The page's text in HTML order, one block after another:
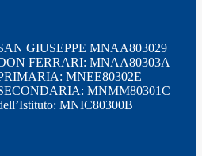
GIUSEPPE MNAA803029
FERRARI: MNAA80303A
MNEE80302E
MNMM80301C
MNIC80300B